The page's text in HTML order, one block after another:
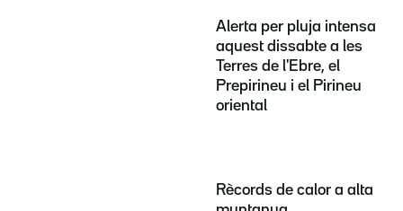
Alerta per pluja intensa
aquest dissabte a les
Terres de l'Ebre, el
Prepirineu i el Pirineu
oriental
Rècords de calor a alta